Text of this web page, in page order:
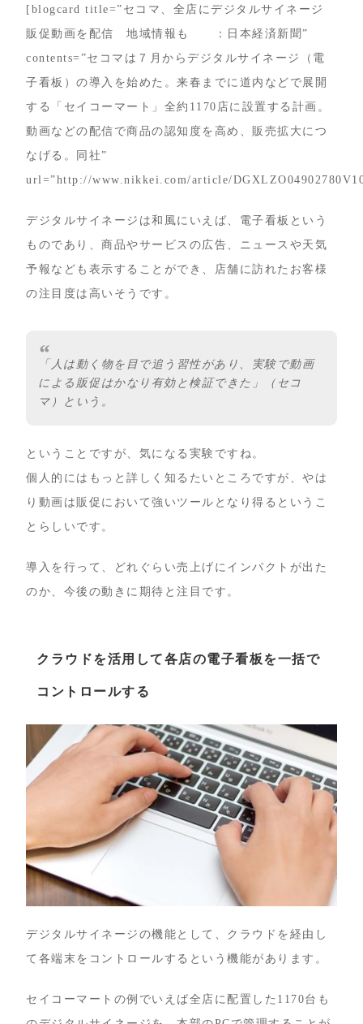
[blogcard title=”セコマ、全店にデジタルサイネージ
販促動画を配信 地域情報も ：日本経済新聞”
contents=”セコマは７月からデジタルサイネージ（電
子看板）の導入を始めた。来春までに道内などで展開
する「セイコーマート」全約1170店に設置する計画。
動画などの配信で商品の認知度を高め、販売拡大につ
なげる。同社”
url=”http://www.nikkei.com/article/
デジタルサイネージは和風にいえば、電子看板という
ものであり、商品やサービスの広告、ニュースや天気
予報なども表示することができ、店舗に訪れたお客様
の注目度は高いそうです。
「人は動く物を目で追う習性があり、実験で動画
による販促はかなり有効と検証できた」（セコ
マ）という。
ということですが、気になる実験ですね。
個人的にはもっと詳しく知るたいところですが、やは
り動画は販促において強いツールとなり得るというこ
とらしいです。
導入を行って、どれぐらい売上げにインパクトが出た
のか、今後の動きに期待と注目です。
クラウドを活用して各店の電子看板を一括で
コントロールする
デジタルサイネージの機能として、クラウドを経由し
て各端末をコントロールするという機能があります。
セイコーマートの例でいえば全店に配置した1170台も